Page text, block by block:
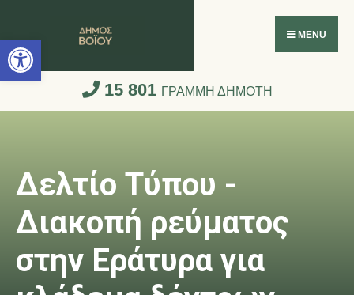
Ανοίξτε τη γραμμή εργαλείων
MENU
15 801 ΓΡΑΜΜΗ ΔΗΜΟΤΗ
Δελτίο Τύπου -
Διακοπή ρεύματος
στην Εράτυρα για